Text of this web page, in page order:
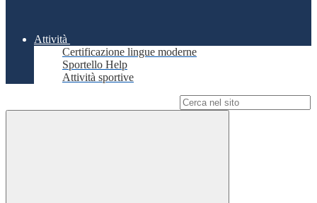
Attività
Certificazione lingue moderne
Sportello Help
Attività sportive